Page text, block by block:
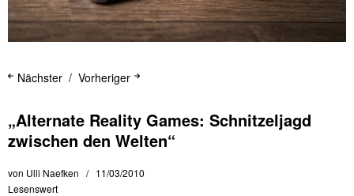
Vorheriger
Nächster
„Alternate Reality Games: Schnitzeljagd
zwischen den Welten“
von Ulli Naefken
11/03/2010
Lesenswert